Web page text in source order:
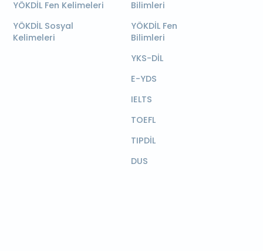
YÖKDİL Fen Kelimeleri
YÖKDİL Sosyal
Kelimeleri
Bilimleri
YÖKDİL Fen
Bilimleri
YKS-DİL
E-YDS
IELTS
TOEFL
TIPDİL
DUS